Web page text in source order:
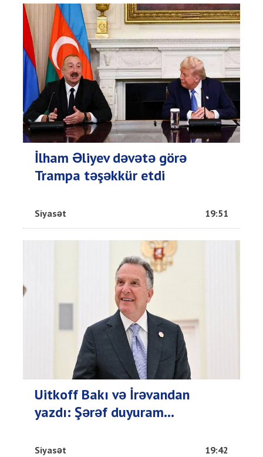
İlham Əliyev dəvətə görə
Trampa təşəkkür etdi
Siyasət 19:51
Uitkoff Bakı və İrəvandan
yazdı: Şərəf duyuram...
Siyasət 19:42